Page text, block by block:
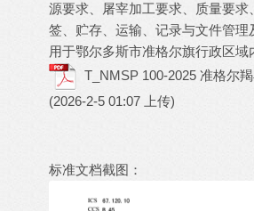
源要求、屠宰加工要求、质量要
签、贮存、运输、记录与文件管
用于鄂尔多斯市准格尔旗行政区域
T_NMSP 100-2025 准格尔
(2026-2-5 01:07 上传)
标准文档截图：